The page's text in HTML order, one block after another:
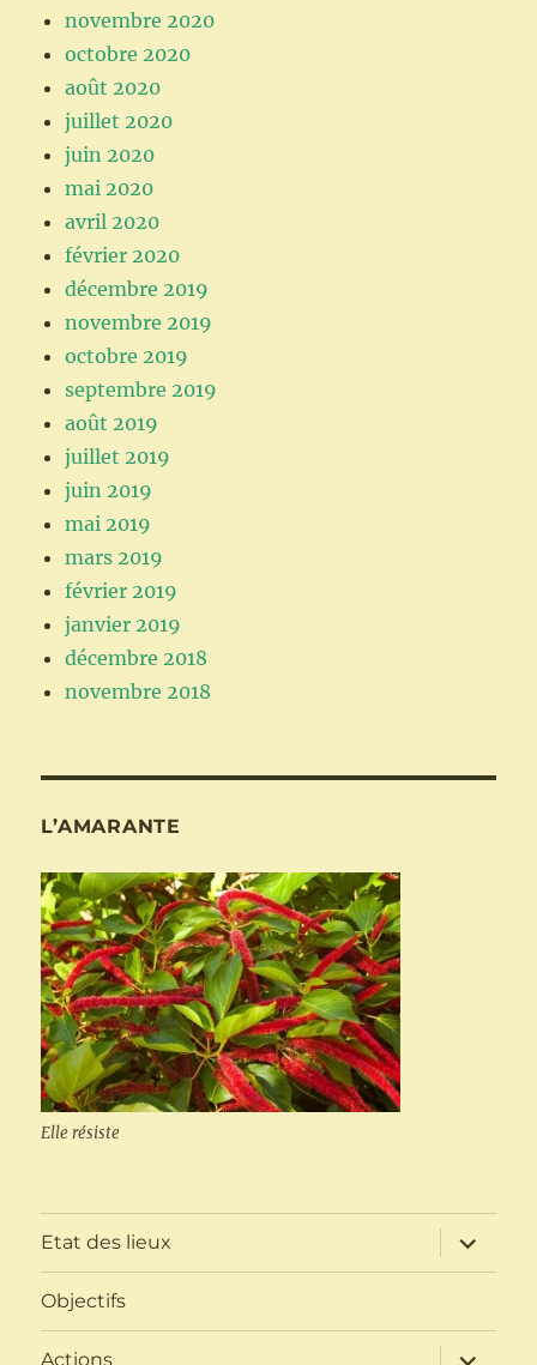
novembre 2020
octobre 2020
août 2020
juillet 2020
juin 2020
mai 2020
avril 2020
février 2020
décembre 2019
novembre 2019
octobre 2019
septembre 2019
août 2019
juillet 2019
juin 2019
mai 2019
mars 2019
février 2019
janvier 2019
décembre 2018
novembre 2018
L’AMARANTE
Elle résiste
Etat des lieux
ouvrir
le
sous-
Objectifs
Actions
ouvrir